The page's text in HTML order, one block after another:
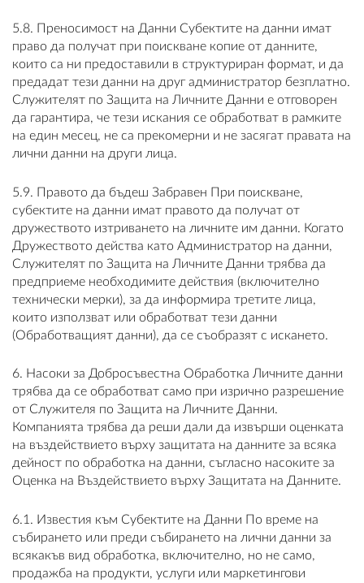
5.8. Преносимост на Данни Субектите на данни имат
право да получат при поискване копие от данните,
които са ни предоставили в структуриран формат, и да
предадат тези данни на друг администратор безплатно.
Служителят по Защита на Личните Данни е отговорен
да гарантира, че тези искания се обработват в рамките
на един месец, не са прекомерни и не засягат правата на
лични данни на други лица.
5.9. Правото да бъдеш Забравен При поискване,
субектите на данни имат правото да получат от
дружеството изтриването на личните им данни. Когато
Дружеството действа като Администратор на данни,
Служителят по Защита на Личните Данни трябва да
предприеме необходимите действия (включително
технически мерки), за да информира третите лица,
които използват или обработват тези данни
(Обработващият данни), да се съобразят с искането.
6. Насоки за Добросъвестна Обработка Личните данни
трябва да се обработват само при изрично разрешение
от Служителя по Защита на Личните Данни.
Компанията трябва да реши дали да извърши оценката
на въздействието върху защитата на данните за всяка
дейност по обработка на данни, съгласно насоките за
Оценка на Въздействието върху Защитата на Данните.
6.1. Известия към Субектите на Данни По време на
събирането или преди събирането на лични данни за
всякакъв вид обработка, включително, но не само,
продажба на продукти, услуги или маркетингови